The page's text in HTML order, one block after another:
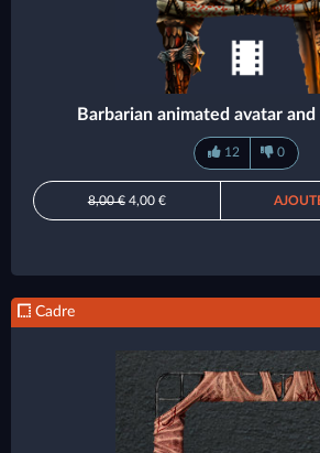
Barbarian animated avatar
12 0
8,00 €4,00 €
Cadre